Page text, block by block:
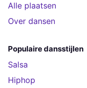
Alle plaatsen
Over dansen
Populaire dansstijlen
Salsa
Hiphop